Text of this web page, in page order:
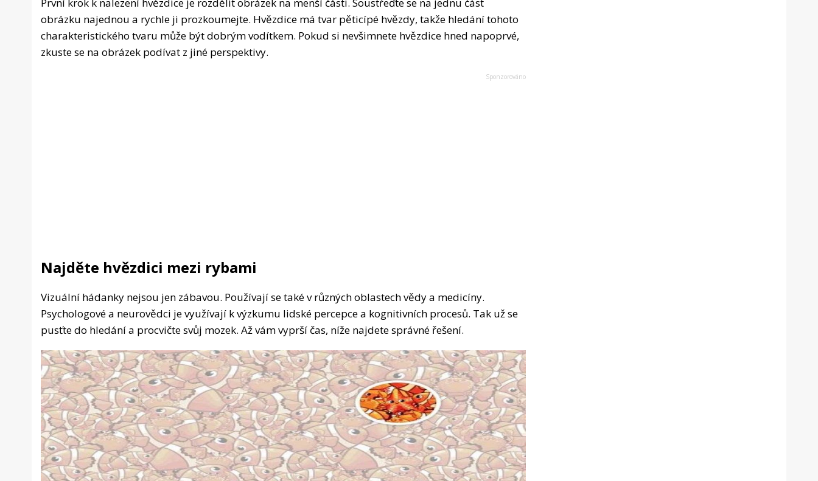
První krok k nalezení hvězdice je rozdělit obrázek na menší části. Soustřeďte se na jednu část
obrázku najednou a rychle ji prozkoumejte. Hvězdice má tvar pěticípé hvězdy, takže hledání tohoto
charakteristického tvaru může být dobrým vodítkem. Pokud si nevšimnete hvězdice hned napoprvé,
zkuste se na obrázek podívat z jiné perspektivy.
Najděte hvězdici mezi rybami
Vizuální hádanky nejsou jen zábavou. Používají se také v různých oblastech vědy a medicíny.
Psychologové a neurovědci je využívají k výzkumu lidské percepce a kognitivních procesů. Tak už se
pusťte do hledání a procvičte svůj mozek. Až vám vyprší čas, níže najdete správné řešení.